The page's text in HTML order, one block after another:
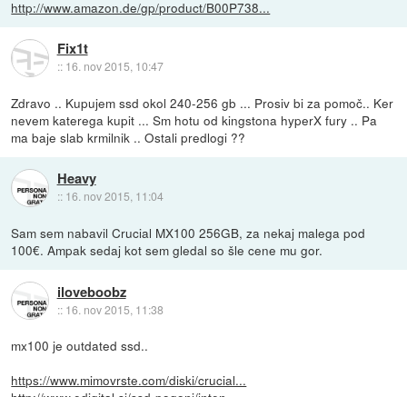
http://www.amazon.de/gp/product/B00P738...
Fix1t
:: 16. nov 2015, 10:47
Zdravo .. Kupujem ssd okol 240-256 gb ... Prosiv bi za pomoč.. Ker
nevem katerega kupit ... Sm hotu od kingstona hyperX fury .. Pa
ma baje slab krmilnik .. Ostali predlogi ??
Heavy
:: 16. nov 2015, 11:04
Sam sem nabavil Crucial MX100 256GB, za nekaj malega pod
100€. Ampak sedaj kot sem gledal so šle cene mu gor.
iloveboobz
:: 16. nov 2015, 11:38
mx100 je outdated ssd..
https://www.mimovrste.com/diski/crucial...